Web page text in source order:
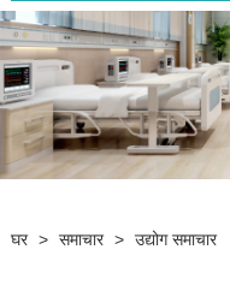
घर > समाचार > उद्योग समाचार